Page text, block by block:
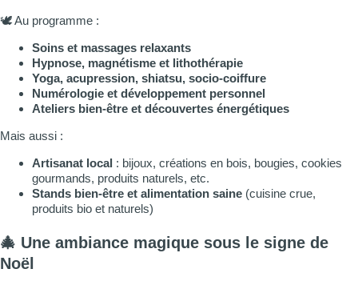
🕊️ Au programme :
Soins et massages relaxants
Hypnose, magnétisme et lithothérapie
Yoga, acupression, shiatsu, socio-coiffure
Numérologie et développement personnel
Ateliers bien-être et découvertes énergétiques
Mais aussi :
Artisanat local : bijoux, créations en bois, bougies, cookies
gourmands, produits naturels, etc.
Stands bien-être et alimentation saine (cuisine crue,
produits bio et naturels)
🎄 Une ambiance magique sous le signe de
Noël